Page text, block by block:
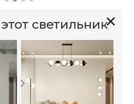
✕
светильник